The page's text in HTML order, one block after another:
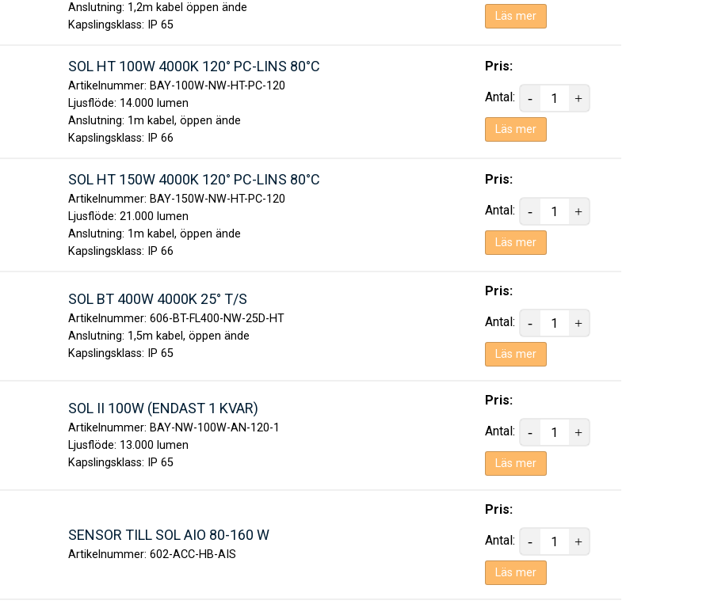
Anslutning: 1,2m kabel öppen ände
Kapslingsklass:
IP 65
Läs mer
SOL HT 100W 4000K 120° PC-LINS 80°C
Artikelnummer: BAY-100W-NW-HT-PC-120
Ljusflöde: 14.000 lumen
Anslutning: 1m kabel, öppen ände
Kapslingsklass:
IP 66
Pris:
Antal:
Läs mer
SOL HT 150W 4000K 120° PC-LINS 80°C
Artikelnummer: BAY-150W-NW-HT-PC-120
Ljusflöde: 21.000 lumen
Anslutning: 1m kabel, öppen ände
Kapslingsklass:
IP 66
Pris:
Antal:
Läs mer
SOL BT 400W 4000K 25° T/S
Artikelnummer: 606-BT-FL400-NW-25D-HT
Anslutning: 1,5m kabel, öppen ände
Kapslingsklass:
IP 65
Pris:
Antal:
Läs mer
SOL II 100W (ENDAST 1 KVAR)
Artikelnummer: BAY-NW-100W-AN-120-1
Ljusflöde: 13.000 lumen
Kapslingsklass:
IP 65
Pris:
Antal:
Läs mer
SENSOR TILL SOL AIO 80-160 W
Artikelnummer: 602-ACC-HB-AIS
Pris:
Antal:
Läs mer